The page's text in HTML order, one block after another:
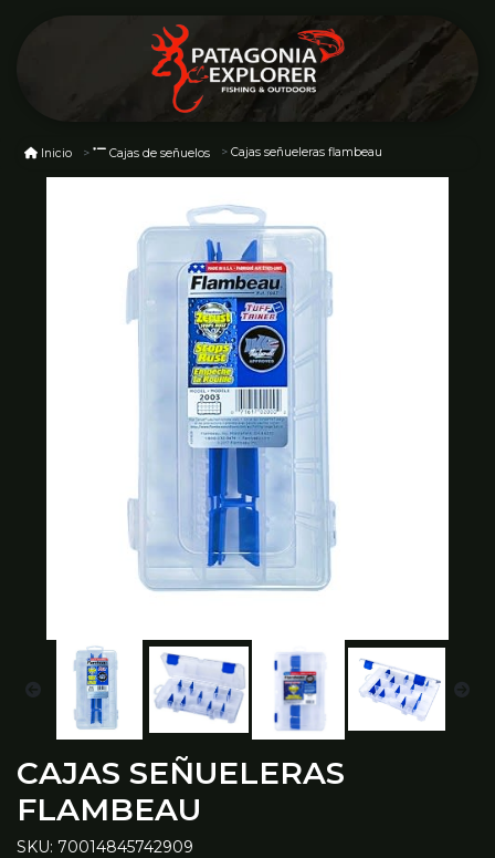
Inicio Cajas de señuelos Cajas señueleras flambeau
CAJAS SEÑUELERAS
FLAMBEAU
SKU: 70014845742909